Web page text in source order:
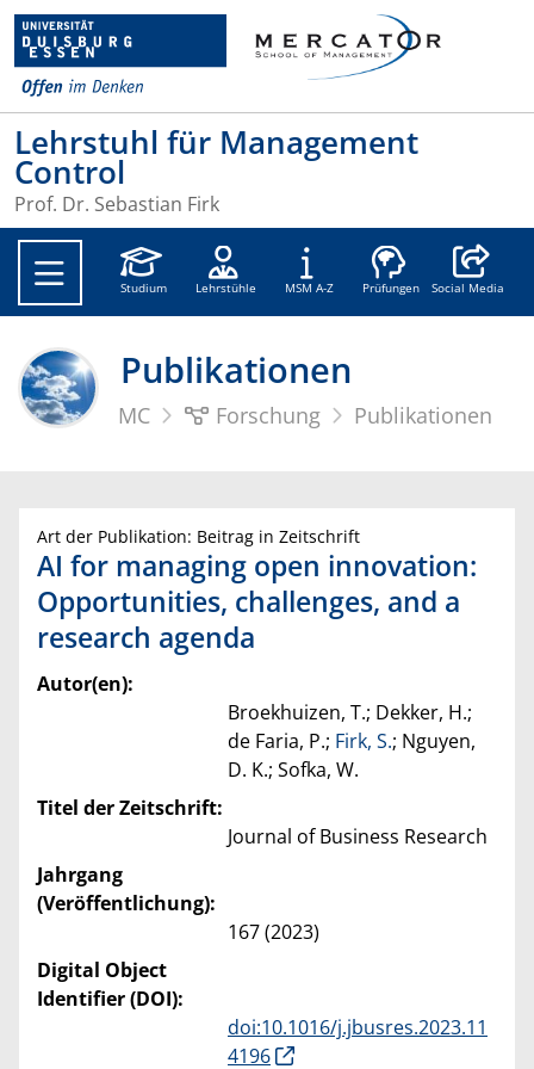
Lehrstuhl für Management
Control
Prof. Dr. Sebastian Firk
Studium Lehrstühle MSM A-Z Prüfungen
Social
Social Media
Publikationen
MC Forschung Publikationen
Art der Publikation: Beitrag in Zeitschrift
AI for managing open innovation:
Opportunities, challenges, and a
research agenda
Autor(en):
Broekhuizen, T.; Dekker, H.;
de Faria, P.; Firk, S.; Nguyen,
D. K.; Sofka, W.
Titel der Zeitschrift:
Journal of Business Research
Jahrgang
(Veröffentlichung):
167 (2023)
Digital Object
Identifier (DOI):
doi:10.1016/j.jbusres.2023.11
4196